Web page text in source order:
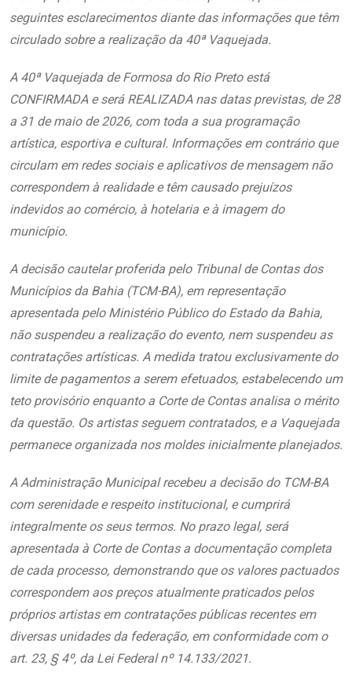
seguintes esclarecimentos diante das informações que têm
circulado sobre a realização da 40ª Vaquejada.
A 40ª Vaquejada de Formosa do Rio Preto está
CONFIRMADA e será REALIZADA nas datas previstas, de 28
a 31 de maio de 2026, com toda a sua programação
artística, esportiva e cultural. Informações em contrário que
circulam em redes sociais e aplicativos de mensagem não
correspondem à realidade e têm causado prejuízos
indevidos ao comércio, à hotelaria e à imagem do
município.
A decisão cautelar proferida pelo Tribunal de Contas dos
Municípios da Bahia (TCM-BA), em representação
apresentada pelo Ministério Público do Estado da Bahia,
não suspendeu a realização do evento, nem suspendeu as
contratações artísticas. A medida tratou exclusivamente do
limite de pagamentos a serem efetuados, estabelecendo um
teto provisório enquanto a Corte de Contas analisa o mérito
da questão. Os artistas seguem contratados, e a Vaquejada
permanece organizada nos moldes inicialmente planejados.
A Administração Municipal recebeu a decisão do TCM-BA
com serenidade e respeito institucional, e cumprirá
integralmente os seus termos. No prazo legal, será
apresentada à Corte de Contas a documentação completa
de cada processo, demonstrando que os valores pactuados
correspondem aos preços atualmente praticados pelos
próprios artistas em contratações públicas recentes em
diversas unidades da federação, em conformidade com o
art. 23, § 4º, da Lei Federal nº 14.133/2021.